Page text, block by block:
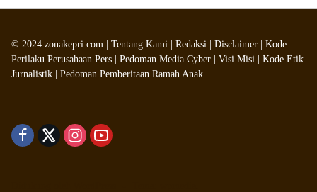
© 2024 zonakepri.com | Tentang Kami Redaksi Disclaimer
Kode
Perilaku Perusahaan Pers
Pedoman Media Cyber Visi Misi
Kode Etik
Jurnalistik
Pedoman Pemberitaan Ramah Anak